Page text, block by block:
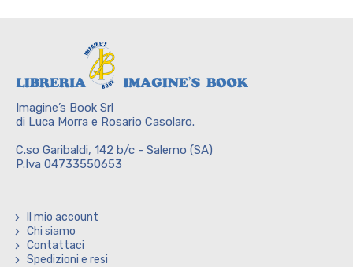
Imagine’s Book Srl
di Luca Morra e Rosario Casolaro.
C.so Garibaldi, 142 b/c - Salerno (SA)
P.Iva 04733550653
Il mio account
Chi siamo
Contattaci
Spedizioni e resi